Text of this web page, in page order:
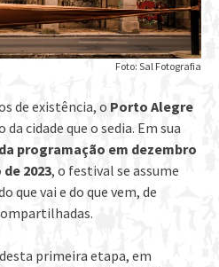
Foto: Sal Fotografia
de existência, o Porto Alegre
da cidade que o sedia. Em sua
programação em dezembro
2023, o festival se assume
que vai e do que vem, de
primeira etapa, em